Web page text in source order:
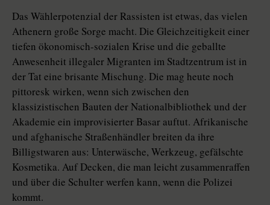
Das Wählerpotenzial der Rassisten ist etwas, das vielen
Athenern große Sorge macht. Die Gleichzeitigkeit einer
tiefen ökonomisch-sozialen Krise und die geballte
Anwesenheit illegaler Migranten im Stadtzentrum ist in
der Tat eine brisante Mischung. Die mag heute noch
pittoresk wirken, wenn sich zwischen den
klassizistischen Bauten der Nationalbibliothek und der
Akademie ein improvisierter Basar auftut. Afrikanische
und afghanische Straßenhändler breiten da ihre
Billigstwaren aus: Unterwäsche, Werkzeug, gefälschte
Kosmetika. Auf Decken, die man leicht zusammenraffen
und über die Schulter werfen kann, wenn die Polizei
kommt.